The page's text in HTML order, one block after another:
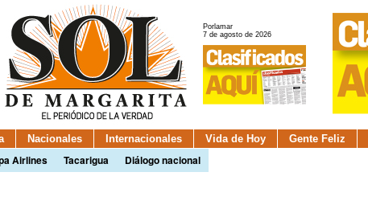
Porlamar
7 de agosto de 2026
Nacionales Internacionales Vida de Hoy Gente Feliz
Airlines Tacarigua Diálogo nacional